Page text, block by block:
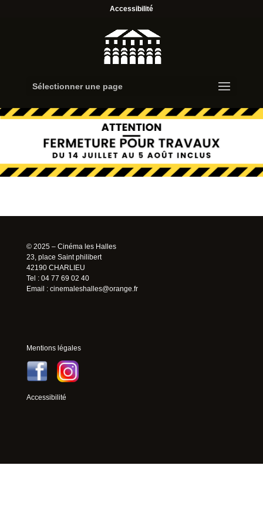
Accessibilité
Sélectionner une page
© 2025 – Cinéma les Halles
23, place Saint philibert
42190 CHARLIEU
Tel : 04 77 69 02 40
Email : cinemaleshalles@orange.fr
Mentions légales
Accessibilité